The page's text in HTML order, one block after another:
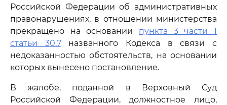
Российской Федерации об административных
правонарушениях, в отношении министерства
прекращено на основании пункта 3 части 1
статьи 30.7названного Кодекса в связи с
недоказанностью обстоятельств, на основании
которых вынесено постановление.
В жалобе, поданной в Верховный Суд
Российской Федерации, должностное лицо,